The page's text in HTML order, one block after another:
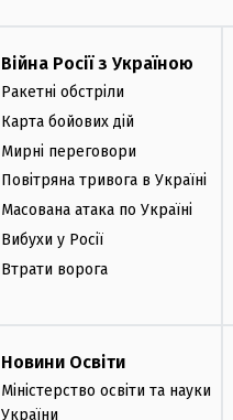
Війна Росії з Україною
Ракетні обстріли
Карта бойових дій
Мирні переговори
Повітряна тривога в Україні
Масована атака по Україні
Вибухи у Росії
Втрати ворога
Новини Освіти
Міністерство освіти та науки
України